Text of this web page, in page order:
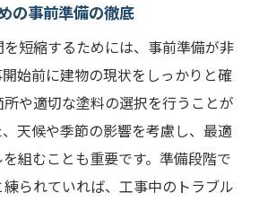
の事前準備の徹底
短縮するためには、事前準備が非
始前に建物の現状をしっかりと確
や適切な塗料の選択を行うことが
天候や季節の影響を考慮し、最適
組むことも重要です。準備段階で
られていれば、工事中のトラブル